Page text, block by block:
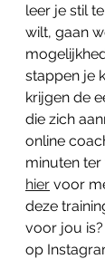
leer je stil
wilt, gaan
stappen je
krijgen de
die zich
online
minuten
hier voor
deze
voor jou
op